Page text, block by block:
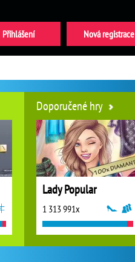
Doporučené hry
Lady Popular
1 313 991x
Nová registrace
Přihlášení